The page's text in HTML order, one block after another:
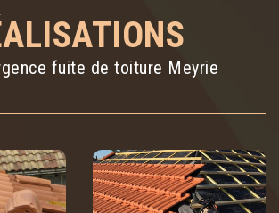
fuite de toiture Meyrie